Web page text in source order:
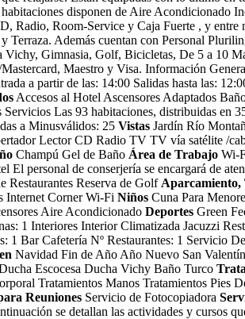
disponen de Aire Acondicionado
Room-Service y Caja Fuerte , y entre
Terraza. Además cuentan con Personal
Gimnasia, Golf, Bicicletas, De 5 a 10
Maestro y Visa. Información
a partir de las: 14:00 Salidas hasta las:
Accesos al Hotel Ascensores Adaptados
Servicios Las 93 habitaciones, distribuidas en
a Minusválidos: 25 Vistas Jardín Río
Lector CD Radio TV TV vía satélite /
Champú Gel de Baño Área de Trabajo Wi-
El personal de conserjería se encargará de
Restaurantes Reserva de Golf Aparcamiento,
Internet Corner Wi-Fi Niños Cuna Para
Aire Acondicionado Deportes Green
1 Interiores Interior Climatizada Jacuzzi
1 Bar Cafetería Nº Restaurantes: 1 Servicio
Navidad Fin de Año Año Nuevo San Valentín
Escocesa Ducha Vichy Baño Turco
Tratamientos Manos Tratamientos Pies
Reuniones Servicio de Fotocopiadora
se detallan las actividades y cursos